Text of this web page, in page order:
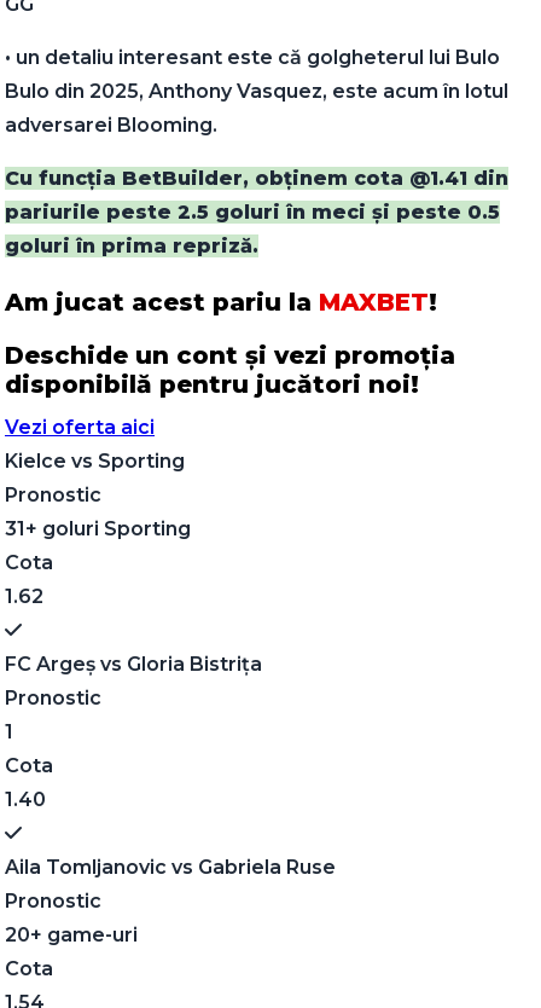
•⁠ ⁠un detaliu interesant este că golgheterul lui Bulo
Bulo din 2025, Anthony Vasquez, este acum în lotul
adversarei Blooming.
Cu funcția BetBuilder, obținem cota @1.41 din
pariurile peste 2.5 goluri în meci și peste 0.5
goluri în prima repriză.
Am jucat acest pariu la MAXBET!
Deschide un cont și vezi promoția
disponibilă pentru jucători noi!
Vezi oferta aici
Kielce vs Sporting
Pronostic
31+ goluri Sporting
Cota
1.62
FC Argeș vs Gloria Bistrița
Pronostic
1
Cota
1.40
Aila Tomljanovic vs Gabriela Ruse
Pronostic
20+ game-uri
Cota
1.54